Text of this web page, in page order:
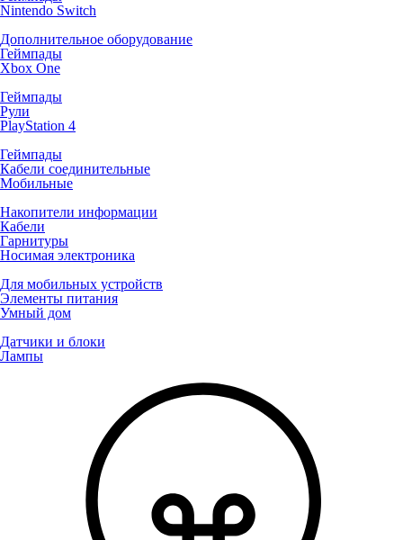
Nintendo Switch
Дополнительное оборудование
Геймпады
Xbox One
Геймпады
Рули
PlayStation 4
Геймпады
Кабели соединительные
Мобильные
Накопители информации
Кабели
Гарнитуры
Носимая электроника
Для мобильных устройств
Элементы питания
Умный дом
Датчики и блоки
Лампы